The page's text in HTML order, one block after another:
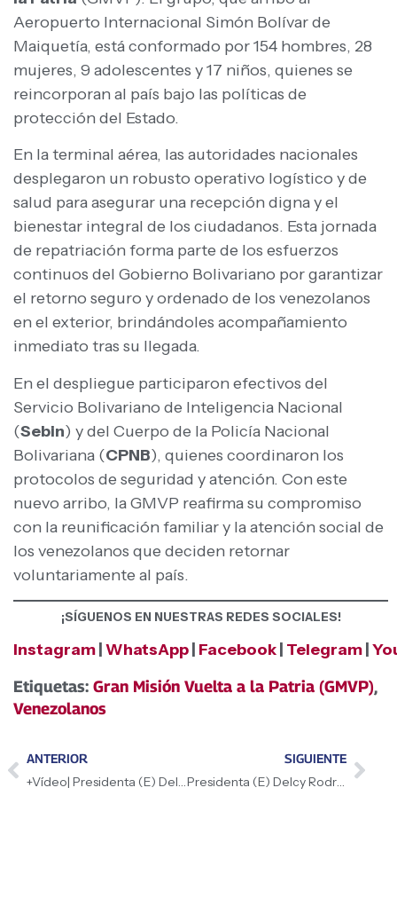
Aeropuerto Internacional Simón Bolívar de
Maiquetía, está conformado por 154 hombres, 28
mujeres, 9 adolescentes y 17 niños, quienes se
reincorporan al país bajo las políticas de
protección del Estado.
En la terminal aérea, las autoridades nacionales
desplegaron un robusto operativo logístico y de
salud para asegurar una recepción digna y el
bienestar integral de los ciudadanos. Esta jornada
de repatriación forma parte de los esfuerzos
continuos del Gobierno Bolivariano por garantizar
el retorno seguro y ordenado de los venezolanos
en el exterior, brindándoles acompañamiento
inmediato tras su llegada.
En el despliegue participaron efectivos del
Servicio Bolivariano de Inteligencia Nacional
(Sebin) y del Cuerpo de la Policía Nacional
Bolivariana (CPNB), quienes coordinaron los
protocolos de seguridad y atención. Con este
nuevo arribo, la GMVP reafirma su compromiso
con la reunificación familiar y la atención social de
los venezolanos que deciden retornar
voluntariamente al país.
¡SÍGUENOS EN NUESTRAS REDES SOCIALES!
Instagram WhatsApp Facebook Telegram
Etiquetas: Gran Misión Vuelta a la Patria (GMVP),
Venezolanos
ANTERIOR
+Vídeo| Presidenta (E) Delcy Rodríguez celebra firma con BP para potenciar sector gasífero
SIGUIENTE
Presidenta (E) Delcy Rodríguez continúa la caravana de Peregrinación por el cese de las sanciones y la paz de Venezuela en La Guaira